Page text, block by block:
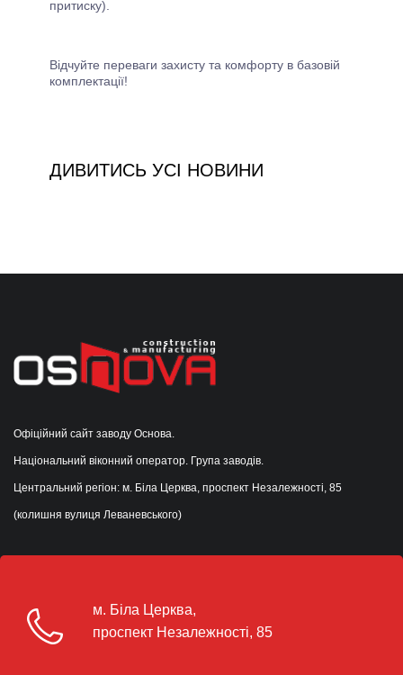
притиску).
Відчуйте переваги захисту та комфорту в базовій
комплектації!
ДИВИТИСЬ УСІ НОВИНИ
Офіційний сайт заводу Основа.
Національний віконний оператор. Група заводів.
Центральний регіон: м. Біла Церква, проспект Незалежності, 85
(колишня вулиця Леваневського)
м. Біла Церква,
проспект Незалежності, 85